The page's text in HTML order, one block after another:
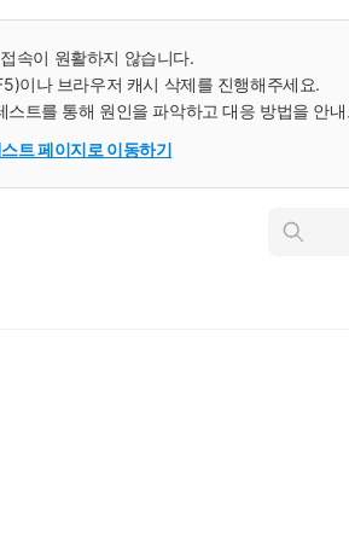
속이 원활하지 않습니다.
이나 브라우저 캐시 삭제를 진행해주세요.
트를 통해 원인을 파악하고 대응 방법을 안
트 페이지로 이동하기
인